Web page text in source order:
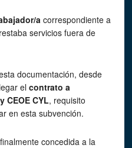
acorrespondiente a
servicios fuera de
documentación, desde
el contrato a
CEOE CYL, requisito
en esta subvención.
concedida a la